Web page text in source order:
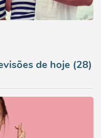
de hoje (28)